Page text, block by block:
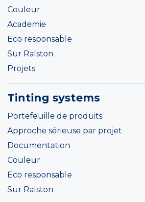
Couleur
Academie
Eco responsable
Sur Ralston
Projets
Tinting systems
Portefeuille de produits
Approche sérieuse par projet
Documentation
Couleur
Eco responsable
Sur Ralston